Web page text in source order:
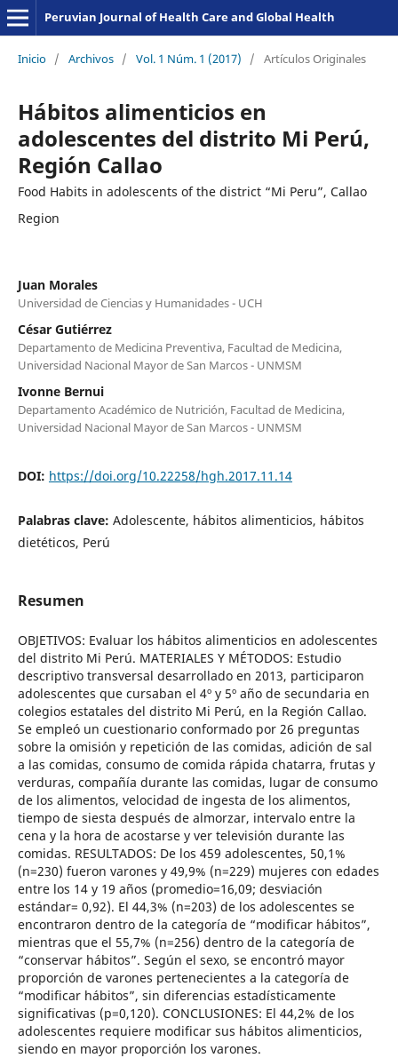
Peruvian Journal of Health Care and Global Health
Inicio / Archivos / Vol. 1 Núm. 1 (2017) / Artículos Originales
Hábitos alimenticios en
adolescentes del distrito Mi Perú,
Región Callao
Food Habits in adolescents of the district “Mi Peru”, Callao
Region
Juan Morales
Universidad de Ciencias y Humanidades - UCH
César Gutiérrez
Departamento de Medicina Preventiva, Facultad de Medicina,
Universidad Nacional Mayor de San Marcos - UNMSM
Ivonne Bernui
Departamento Académico de Nutrición, Facultad de Medicina,
Universidad Nacional Mayor de San Marcos - UNMSM
DOI: https://doi.org/10.22258/hgh.2017.11.14
Palabras clave: Adolescente, hábitos alimenticios, hábitos
dietéticos, Perú
Resumen
OBJETIVOS: Evaluar los hábitos alimenticios en adolescentes
del distrito Mi Perú. MATERIALES Y MÉTODOS: Estudio
descriptivo transversal desarrollado en 2013, participaron
adolescentes que cursaban el 4º y 5º año de secundaria en
colegios estatales del distrito Mi Perú, en la Región Callao.
Se empleó un cuestionario conformado por 26 preguntas
sobre la omisión y repetición de las comidas, adición de sal
a las comidas, consumo de comida rápida chatarra, frutas y
verduras, compañía durante las comidas, lugar de consumo
de los alimentos, velocidad de ingesta de los alimentos,
tiempo de siesta después de almorzar, intervalo entre la
cena y la hora de acostarse y ver televisión durante las
comidas. RESULTADOS: De los 459 adolescentes, 50,1%
(n=230) fueron varones y 49,9% (n=229) mujeres con edades
entre los 14 y 19 años (promedio=16,09; desviación
estándar= 0,92). El 44,3% (n=203) de los adolescentes se
encontraron dentro de la categoría de “modificar hábitos”,
mientras que el 55,7% (n=256) dentro de la categoría de
“conservar hábitos”. Según el sexo, se encontró mayor
proporción de varones pertenecientes a la categoría de
“modificar hábitos”, sin diferencias estadísticamente
significativas (p=0,120). CONCLUSIONES: El 44,2% de los
adolescentes requiere modificar sus hábitos alimenticios,
siendo en mayor proporción los varones.